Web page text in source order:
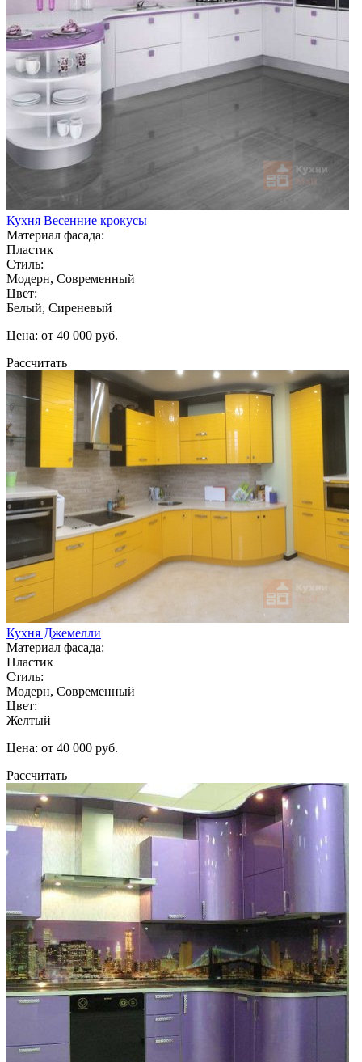
Кухня Весенние крокусы
Материал фасада:
Пластик
Стиль:
Модерн, Современный
Цвет:
Белый, Сиреневый
Цена: от 40 000 руб.
Рассчитать
Кухня Джемелли
Материал фасада:
Пластик
Стиль:
Модерн, Современный
Цвет:
Желтый
Цена: от 40 000 руб.
Рассчитать